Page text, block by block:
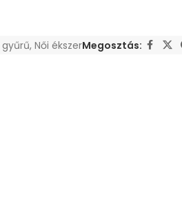
, Női ékszerMegosztás: